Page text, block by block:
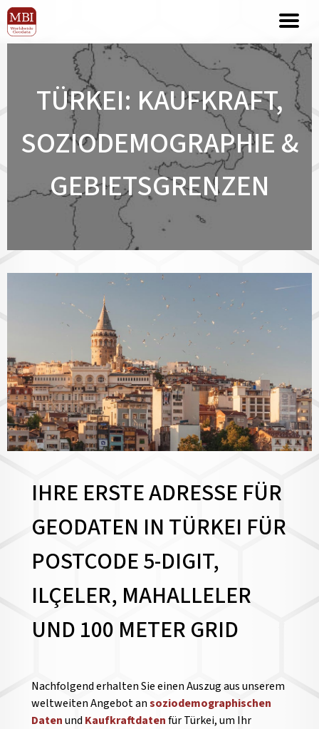
TÜRKEI: KAUFKRAFT,
SOZIODEMOGRAPHIE &
GEBIETSGRENZEN
IHRE ERSTE ADRESSE FÜR
GEODATEN IN TÜRKEI FÜR
POSTCODE 5-DIGIT,
ILÇELER, MAHALLELER
UND 100 METER GRID
Nachfolgend erhalten Sie einen Auszug aus unserem
weltweiten Angebot ansoziodemographischen
Datenund Kaufkraftdatenfür Türkei, um Ihr